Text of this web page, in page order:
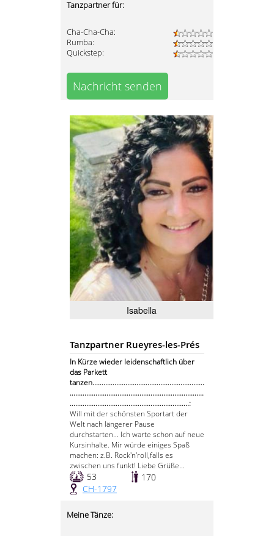
Tanzpartner für:
Cha-Cha-Cha:
Rumba:
Quickstep:
Nachricht senden
Isabella
Tanzpartner Rueyres-les-Prés
In Kürze wieder leidenschaftlich über
das Parkett
tanzen.............................................................
.........................................................................
.................................................................:
Will mit der schönsten Sportart der
Welt nach längerer Pause
durchstarten... Ich warte schon auf neue
Kursinhalte. Mir würde einiges Spaß
machen: z.B. Rock'n'roll,falls es
zwischen uns funkt! Liebe Grüße...
53
170
CH-1797
Meine Tänze: